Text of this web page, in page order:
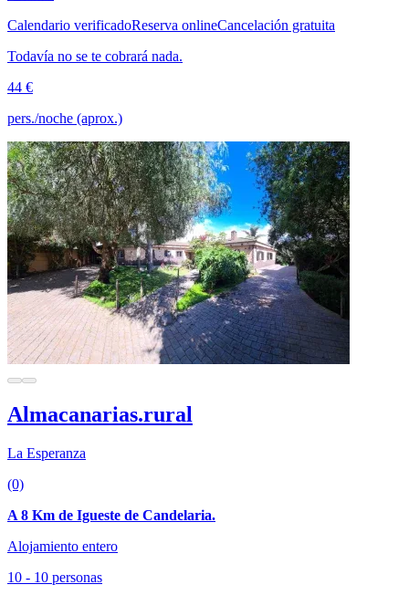
Calendario verificadoReserva onlineCancelación gratuita
Todavía no se te cobrará nada.
44 €
pers./noche (aprox.)
Almacanarias.rural
La Esperanza
(0)
A 8 Km de Igueste de Candelaria.
Alojamiento entero
10 - 10 personas